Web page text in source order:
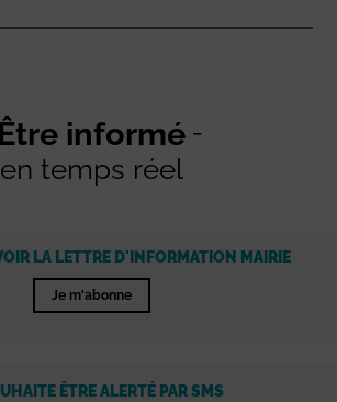
Être informé
en temps réel
LA LETTRE D'INFORMATION MAIRIE
Je m'abonne
ÊTRE ALERTÉ PAR SMS